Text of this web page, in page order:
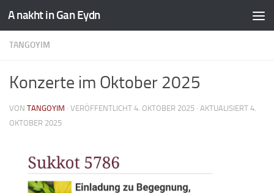
A nakht in Gan Eydn
TANGOYIM
Konzerte im Oktober 2025
VON TANGOYIM · VERÖFFENTLICHT 4. OKTOBER 2025 · AKTUALISIERT 4.
OKTOBER 2025